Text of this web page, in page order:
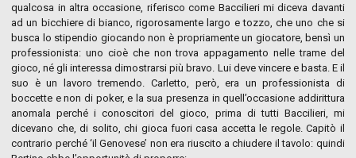
qualcosa in altra occasione, riferisco come Baccilieri mi diceva davanti
ad un bicchiere di bianco, rigorosamente largo e tozzo, che uno che si
busca lo stipendio giocando non è propriamente un giocatore, bensì un
professionista: uno cioè che non trova appagamento nelle trame del
gioco, né gli interessa dimostrarsi più bravo. Lui deve vincere e basta. E il
suo è un lavoro tremendo. Carletto, però, era un professionista di
boccette e non di poker, e la sua presenza in quell’occasione addirittura
anomala perché i conoscitori del gioco, prima di tutti Baccilieri, mi
dicevano che, di solito, chi gioca fuori casa accetta le regole. Capitò il
contrario perché ‘il Genovese’ non era riuscito a chiudere il tavolo: quindi